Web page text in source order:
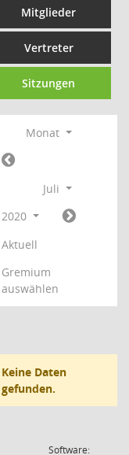
Mitglieder
Vertreter
Sitzungen
Monat
Juli
2020
Aktuell
Gremium
auswählen
Keine Daten
gefunden.
Software: